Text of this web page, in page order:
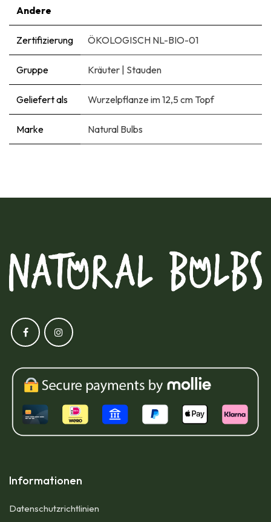
Andere
Zertifizierung ÖKOLOGISCH NL-BIO-01
Gruppe Kräuter | Stauden
Geliefert als Wurzelpflanze im 12,5 cm Topf
Marke Natural Bulbs
Informationen
Datenschutzrichtlinien